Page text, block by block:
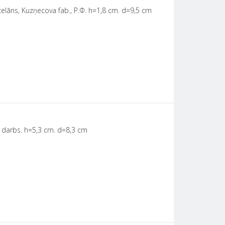
Kuzņecova fab., Р.Ф. h=1,8 cm. d=9,5 cm
h=5,3 cm. d=8,3 cm